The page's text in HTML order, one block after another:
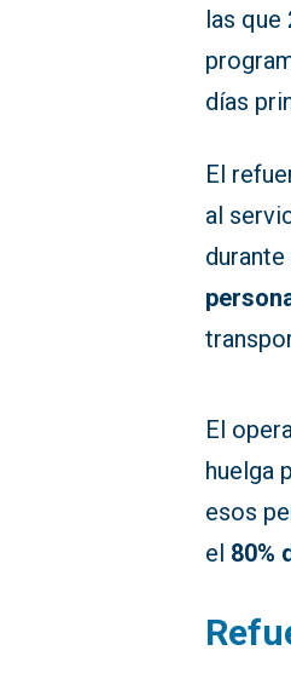
las que
días
El
al
El
huelga
esos
el 80%